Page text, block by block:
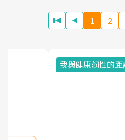
1 2
我與健康韌性的距離